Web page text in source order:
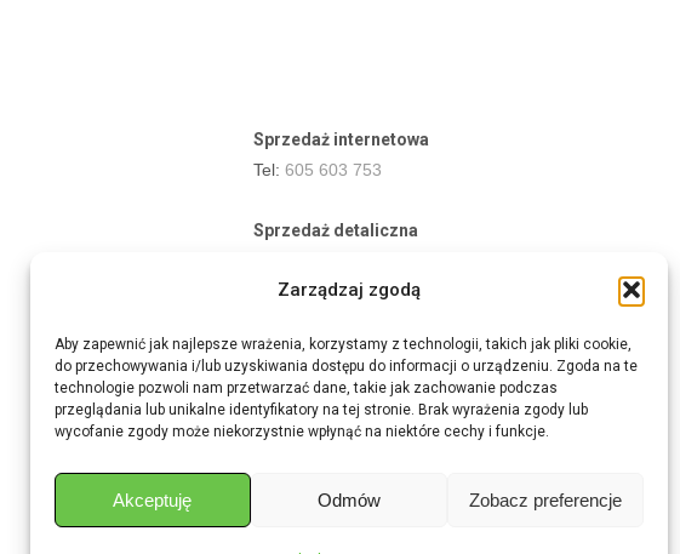
Zarządzaj zgodą
Aby zapewnić jak najlepsze wrażenia, korzystamy z technologii, takich jak pliki cookie,
do przechowywania i/lub uzyskiwania dostępu do informacji o urządzeniu. Zgoda na te
technologie pozwoli nam przetwarzać dane, takie jak zachowanie podczas
przeglądania lub unikalne identyfikatory na tej stronie. Brak wyrażenia zgody lub
wycofanie zgody może niekorzystnie wpłynąć na niektóre cechy i funkcje.
Akceptuję Odmów Zobacz preferencje
Sprzedaż internetowa
Tel: 605 603 753
Sprzedaż detaliczna
E-mail:aukcje.agrohurt@gmail.com
Godziny działania sklepu
Pon–Pt: 8:00 – 16:00